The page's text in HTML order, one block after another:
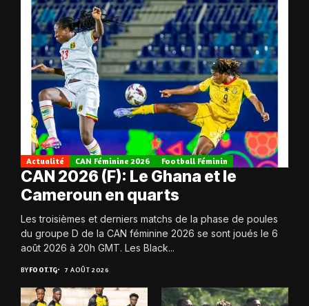
Actualité CAN Féminine 2026 Football Féminin
CAN 2026 (F): Le Ghana et le
Cameroun en quarts
Les troisièmes et derniers matchs de la phase de poules
du groupe D de la CAN féminine 2026 se sont joués le 6
août 2026 à 20h GMT. Les Black...
BYFOOT.TG 7 AOÛT 2026